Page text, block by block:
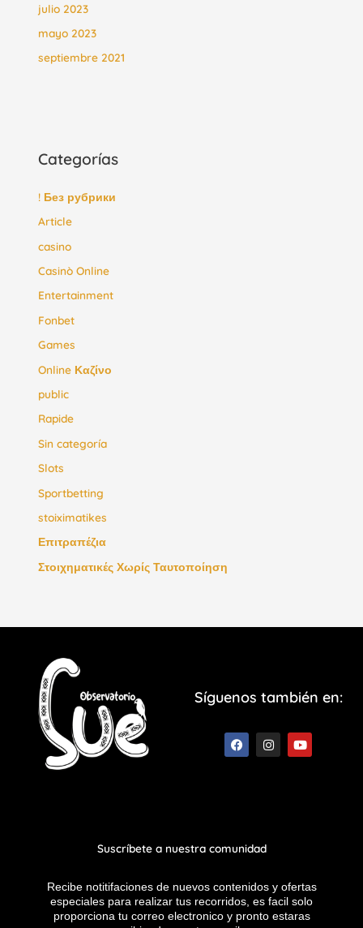
julio 2023
mayo 2023
septiembre 2021
Categorías
! Без рубрики
Article
casino
Casinò Online
Entertainment
Fonbet
Games
Online Καζίνο
public
Rapide
Sin categoría
Slots
Sportbetting
stoiximatikes
Επιτραπέζια
Στοιχηματικές Χωρίς Ταυτοποίηση
Síguenos también en:
F
a
I
n
Y
o
Suscríbete a nuestra comunidad
Recibe notitifaciones de nuevos contenidos y ofertas
especiales para realizar tus recorridos, es facil solo
proporciona tu correo electronico y pronto estaras